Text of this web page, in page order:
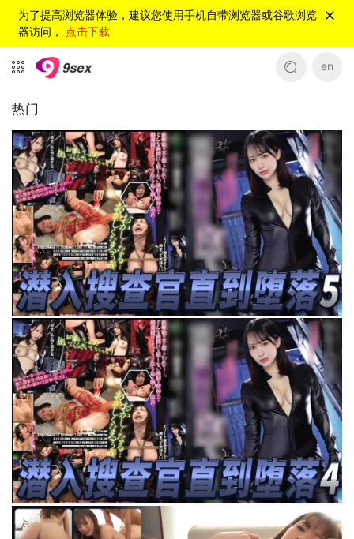
为了提高浏览器体验，建议您使用手机自带浏览器或谷歌浏览
器访问， 点击下载
en
热门